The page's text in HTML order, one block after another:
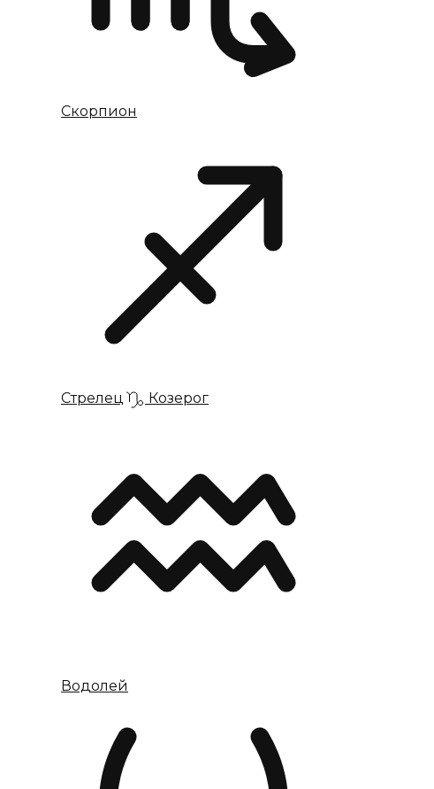
Скорпион
Стрелец Козерог
Водолей